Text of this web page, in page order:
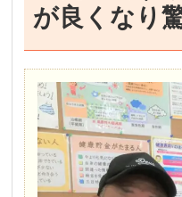
が良くなり